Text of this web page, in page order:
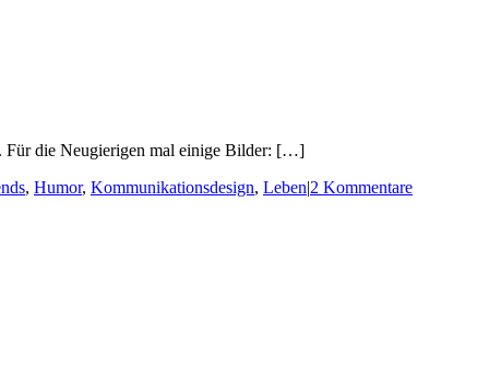
Für die Neugierigen mal einige Bilder: […]
, Humor, Kommunikationsdesign, Leben|2 Kommentare